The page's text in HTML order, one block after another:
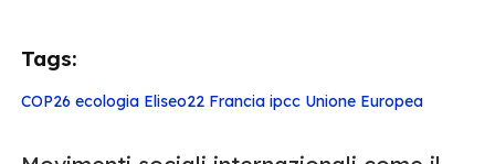
Tags:
COP26 ecologia Eliseo22 Francia ipcc Unione Europea